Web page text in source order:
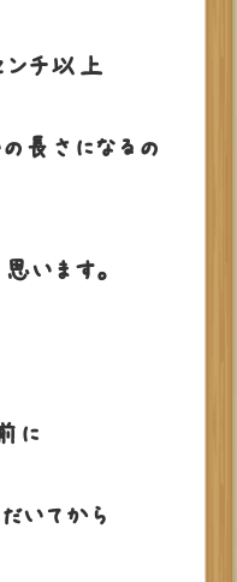
ンチ以上
の長さになるの
います。
に
いてから